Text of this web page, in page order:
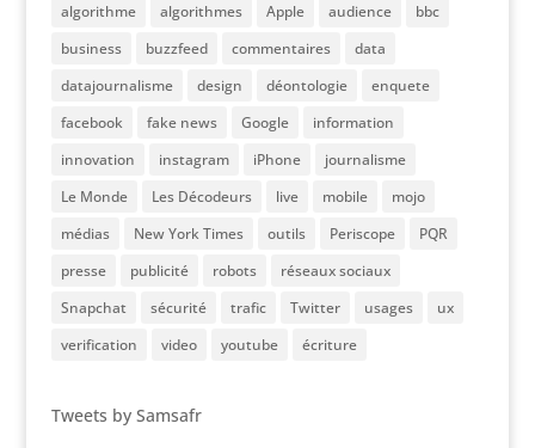
algorithme algorithmes Apple audience
bbc
business
buzzfeed commentaires
data
datajournalisme
design déontologie
enquete
facebook
fake news Google
information
innovation
instagram iPhone
journalisme
Le Monde
Les Décodeurs live mobile
mojo
médias
New York Times outils Periscope
PQR
presse
publicité robots
réseaux sociaux
Snapchat
sécurité trafic Twitter usages
ux
verification
video youtube écriture
Tweets by Samsafr